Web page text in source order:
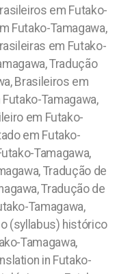
em Futako-
Futako-Tamagawa,
em Futako-
Tradução
Brasileiros em
Tamagawa,
em Futako-
em Futako-
Tamagawa,
Tradução de
Tradução de
Tamagawa,
(syllabus) histórico
Tamagawa,
in Futako-